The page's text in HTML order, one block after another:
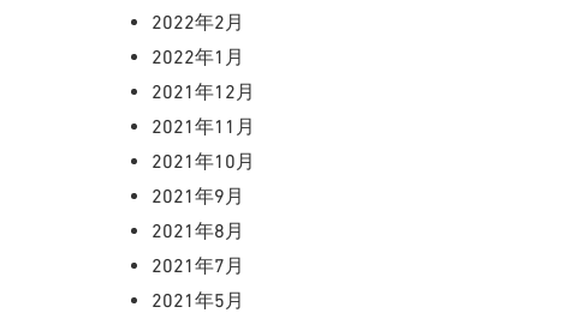
2022年2月
2022年1月
2021年12月
2021年11月
2021年10月
2021年9月
2021年8月
2021年7月
2021年5月